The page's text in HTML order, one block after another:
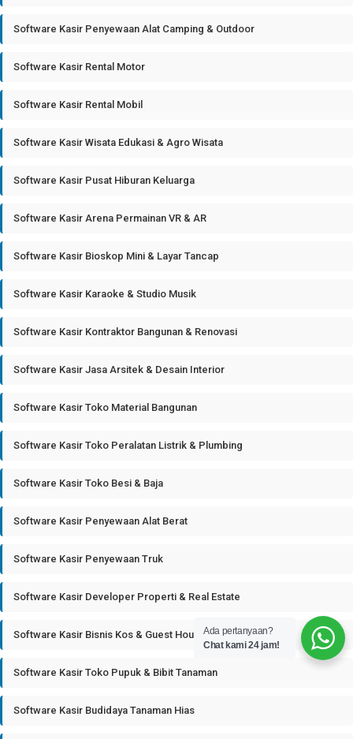
Software Kasir Penyewaan Alat Camping & Outdoor
Software Kasir Rental Motor
Software Kasir Rental Mobil
Software Kasir Wisata Edukasi & Agro Wisata
Software Kasir Pusat Hiburan Keluarga
Software Kasir Arena Permainan VR & AR
Software Kasir Bioskop Mini & Layar Tancap
Software Kasir Karaoke & Studio Musik
Software Kasir Kontraktor Bangunan & Renovasi
Software Kasir Jasa Arsitek & Desain Interior
Software Kasir Toko Material Bangunan
Software Kasir Toko Peralatan Listrik & Plumbing
Software Kasir Toko Besi & Baja
Software Kasir Penyewaan Alat Berat
Software Kasir Penyewaan Truk
Software Kasir Developer Properti & Real Estate
Software Kasir Bisnis Kos & Guest House
Software Kasir Toko Pupuk & Bibit Tanaman
Software Kasir Budidaya Tanaman Hias
Ada pertanyaan?
Chat kami 24 jam!